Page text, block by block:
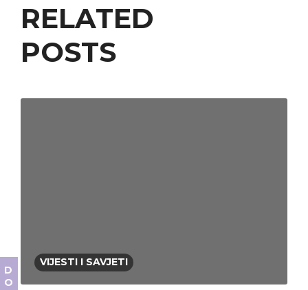
RELATED
POSTS
VIJESTI I SAVJETI